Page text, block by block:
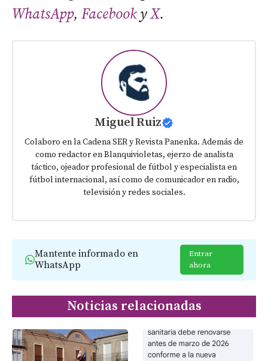
WhatsApp, FacebookyX.
Miguel Ruiz
Colaboro en la Cadena SER y Revista Panenka. Además de
como redactor en Blanquivioletas, ejerzo de analista
táctico, ojeador profesional de fútbol y especialista en
fútbol internacional, así como de comunicador en radio,
televisión y redes sociales.
Mantente informado en
WhatsApp
Entrar
ahora
Noticias relacionadas